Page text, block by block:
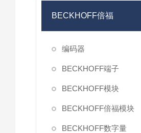
BECKHOFF倍福
编码器
BECKHOFF端子
BECKHOFF模块
BECKHOFF倍福模块
BECKHOFF数字量